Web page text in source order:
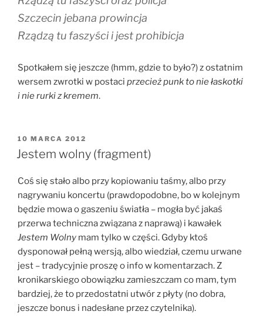
Szczecin jebana prowincja
Rządzą tu faszyści i jest prohibicja
Spotkałem się jeszcze (hmm, gdzie to było?) z ostatnim
wersem zwrotki w postaci przecież punk to nie łaskotki
i nie rurki z kremem.
OPUBLIKOWANE
W
10 MARCA 2012
Jestem wolny (fragment)
Coś się stało albo przy kopiowaniu taśmy, albo przy
nagrywaniu koncertu (prawdopodobne, bo w kolejnym
będzie mowa o gaszeniu światła – mogła być jakaś
przerwa techniczna związana z naprawą) i kawałek
Jestem Wolny mam tylko w części. Gdyby ktoś
dysponował pełną wersją, albo wiedział, czemu urwane
jest – tradycyjnie proszę o info w komentarzach. Z
kronikarskiego obowiązku zamieszczam co mam, tym
bardziej, że to przedostatni utwór z płyty (no dobra,
jeszcze bonus i nadesłane przez czytelnika).